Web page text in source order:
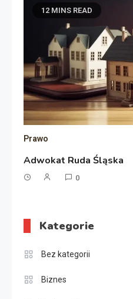
12 MINS READ
Prawo
Adwokat Ruda Śląska
0
Kategorie
Bez kategorii
Biznes